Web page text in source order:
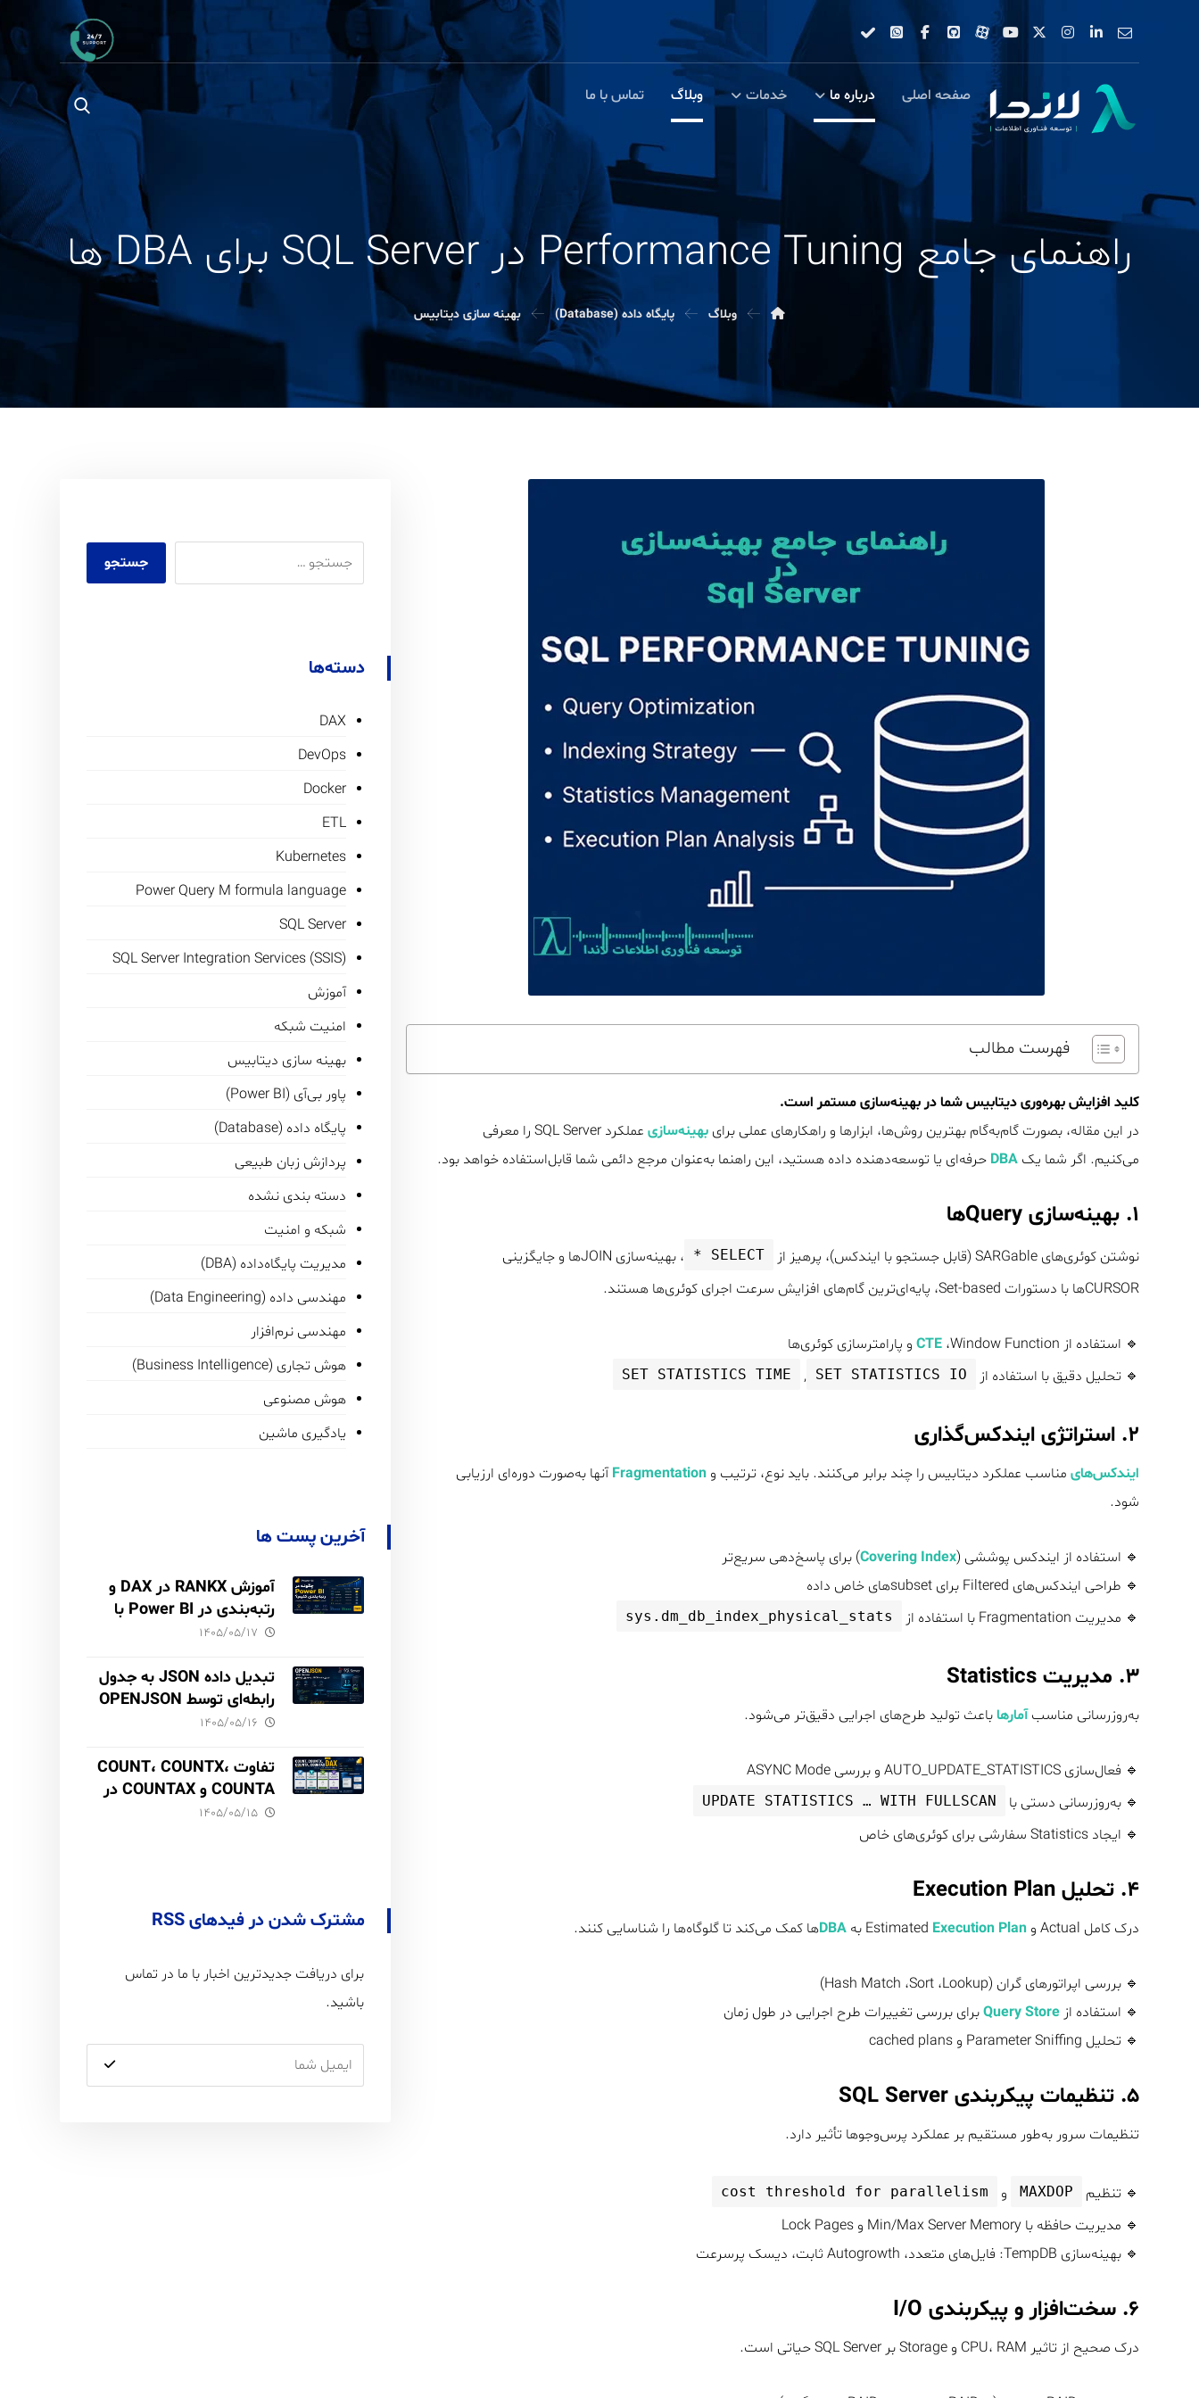
صفحه اصلی درباره ما خدمات وبلاگ تماس با ما
راهنمای جامع Performance Tuning در SQL Server برای DBA ها
وبلاگ پایگاه داده (Database) بهینه سازی دیتابیس
فهرست مطالب
کلید افزایش بهره‌وری دیتابیس شما در بهینه‌سازی مستمر است.
در این مقاله، بصورت گام‌به‌گام بهترین روش‌ها، ابزارها و راهکارهای عملی برایبهینه‌سازی
عملکرد SQL Server را معرفی
می‌کنیم. اگر شما یکDBA حرفه‌ای یا توسعه‌دهنده‌ داده هستید، این راهنما به‌عنوان مرجع دائمی شما قابل‌استفاده خواهد بود.
۱. بهینه‌سازی Queryها
نوشتن کوئری‌های SARGable (قابل جستجو با ایندکس)، پرهیز از SELECT *
، بهینه‌سازی JOINها و جایگزینی
CURSORها با دستورات Set-based، پایه‌ای‌ترین گام‌های افزایش سرعت اجرای کوئری‌ها هستند.
🔹 استفاده از CTE ،Window Function و پارامترسازی کوئری‌ها
🔹 تحلیل دقیق با استفاده از
SET STATISTICS IO
,
SET STATISTICS TIME
۲. استراتژی ایندکس‌گذاری
ایندکس‌های مناسب عملکرد دیتابیس را چند برابر می‌کنند. باید نوع، ترتیب وFragmentationآنها به‌صورت دوره‌ای ارزیابی
شود.
🔹 استفاده از ایندکس پوششی (Covering Index) برای پاسخ‌دهی سریع‌تر
🔹 طراحی ایندکس‌های Filtered برای subsetهای خاص داده
🔹 مدیریت Fragmentation با استفاده از
sys.dm_db_index_physical_stats
۳. مدیریت Statistics
به‌روزرسانی مناسبآمارهاباعث تولید طرح‌های اجرایی دقیق‌تر می‌شود.
🔹 فعال‌سازی AUTO_UPDATE_STATISTICS و بررسی ASYNC Mode
🔹 به‌روزرسانی دستی با
UPDATE STATISTICS … WITH FULLSCAN
🔹 ایجاد Statistics سفارشی برای کوئری‌های خاص
۴. تحلیل Execution Plan
درک کامل Actual و Estimated Execution Plan بهDBAها کمک می‌کند تا گلوگاه‌ها را شناسایی کنند.
🔹 بررسی اپراتورهای گران (Hash Match ،Sort ،Lookup)
🔹 استفاده ازQuery Storeبرای بررسی تغییرات طرح اجرایی در طول زمان
🔹 تحلیل Parameter Sniffing و cached plans
۵. تنظیمات پیکربندی SQL Server
تنظیمات سرور به‌طور مستقیم بر عملکرد پرس‌وجوها تأثیر دارد.
🔹 تنظیم MAXDOP و cost threshold for parallelism
🔹 مدیریت حافظه با Min/Max Server Memory و Lock Pages
🔹 بهینه‌سازی TempDB: فایل‌های متعدد، Autogrowth ثابت، دیسک پرسرعت
۶. سخت‌افزار و پیکربندی I/O
درک صحیح از تاثیر CPU، RAM و Storage بر SQL Server حیاتی است.
دسته‌ها
DAX
DevOps
Docker
ETL
Kubernetes
Power Query M formula language
SQL Server
SQL Server Integration Services (SSIS)
آموزش
امنیت شبکه
بهینه سازی دیتابیس
پاور بی‌آی (Power BI)
پایگاه داده (Database)
پردازش زبان طبیعی
دسته بندی نشده
شبکه و امنیت
مدیریت پایگاه‌داده (DBA)
مهندسی داده (Data Engineering)
مهندسی نرم‌افزار
هوش تجاری (Business Intelligence)
هوش مصنوعی
یادگیری ماشین
آخرین پست ها
آموزش RANKX در DAX و
رتبه‌بندی در Power BI با
مثال فروش
۱۴۰۵/۰۵/۱۷
تبدیل داده JSON به جدول
رابطه‌ای توسط OPENJSON
در SQL Server۱۴۰۵/۰۵/۱۶
تفاوت COUNT، COUNTX،
COUNTA و COUNTAX در
DAX۱۴۰۵/۰۵/۱۵
مشترک شدن در فیدهای RSS
برای دریافت جدیدترین اخبار با ما در تماس
باشید.